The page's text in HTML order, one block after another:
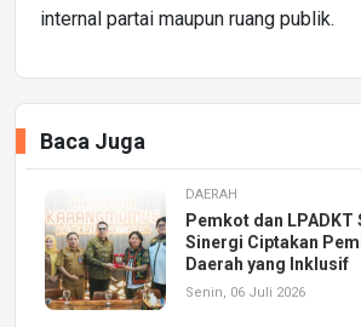
internal partai maupun ruang publik.
Baca Juga
DAERAH
Pemkot dan
Sinergi Ciptakan
Daerah yang Inklusif
Senin, 06 Juli 2026